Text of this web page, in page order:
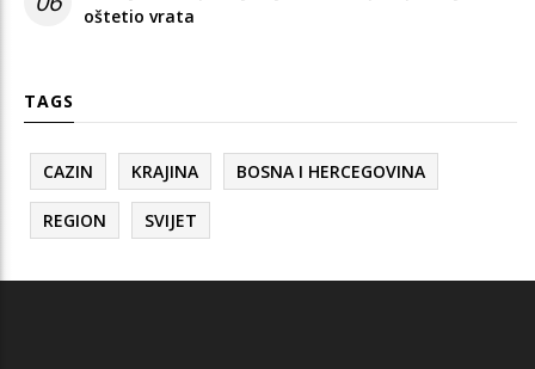
oštetio vrata
TAGS
CAZIN KRAJINA BOSNA I HERCEGOVINA
REGION SVIJET